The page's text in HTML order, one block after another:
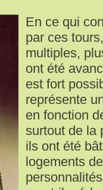
En ce qui
par ces
multiples,
ont été
est fort
représente
en fonction
surtout de la
ils ont été
logements